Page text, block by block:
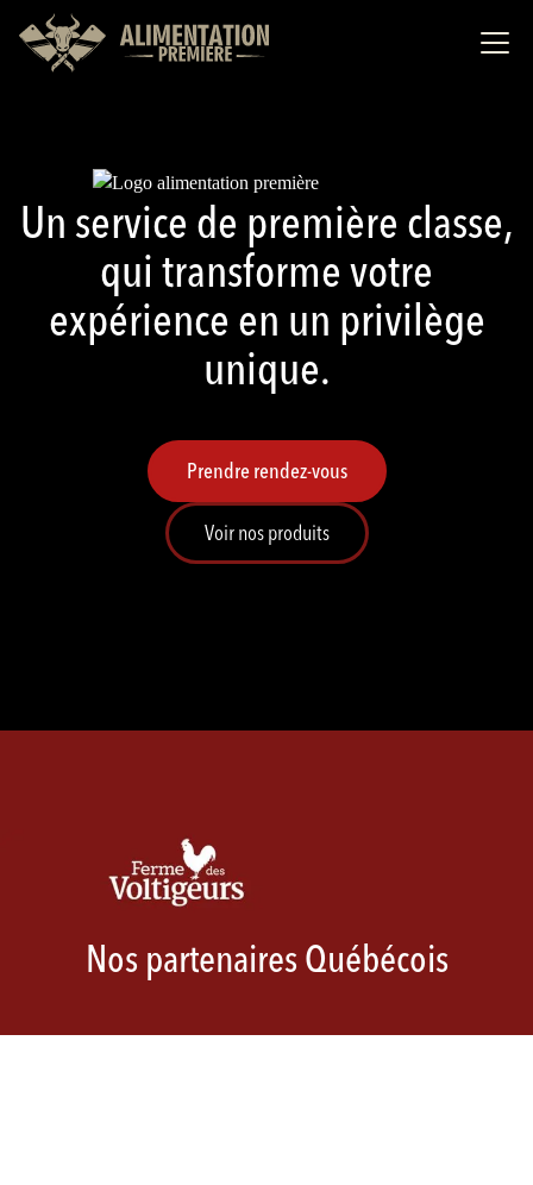
Un service de première classe,
qui transforme votre
expérience en un privilège
unique.
Prendre rendez-vous
Voir nos produits
Nos partenaires Québécois